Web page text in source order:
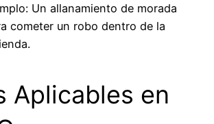
Un allanamiento de morada
cometer un robo dentro de la
Aplicables en